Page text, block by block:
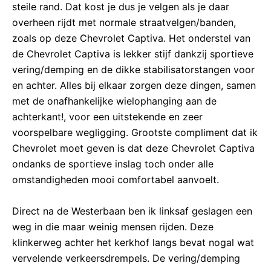
steile rand. Dat kost je dus je velgen als je daar
overheen rijdt met normale straatvelgen/banden,
zoals op deze Chevrolet Captiva. Het onderstel van
de Chevrolet Captiva is lekker stijf dankzij sportieve
vering/demping en de dikke stabilisatorstangen voor
en achter. Alles bij elkaar zorgen deze dingen, samen
met de onafhankelijke wielophanging aan de
achterkant!, voor een uitstekende en zeer
voorspelbare wegligging. Grootste compliment dat ik
Chevrolet moet geven is dat deze Chevrolet Captiva
ondanks de sportieve inslag toch onder alle
omstandigheden mooi comfortabel aanvoelt.
Direct na de Westerbaan ben ik linksaf geslagen een
weg in die maar weinig mensen rijden. Deze
klinkerweg achter het kerkhof langs bevat nogal wat
vervelende verkeersdrempels. De vering/demping